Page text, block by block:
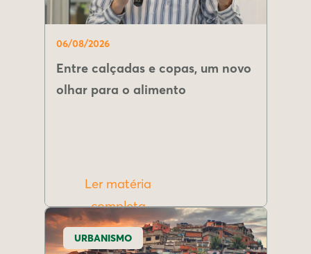
06/08/2026
Entre calçadas e copas, um novo
olhar para o alimento
Ler matéria
completa
URBANISMO